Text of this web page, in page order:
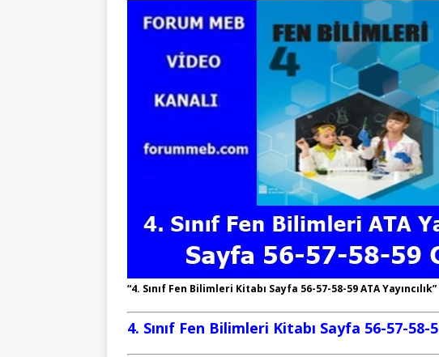
“4. Sınıf Fen Bilimleri Kitabı Sayfa 56-57-58-59 ATA Yayıncılık”
4. Sınıf Fen Bilimleri Kitabı Sayfa 56-57-58-